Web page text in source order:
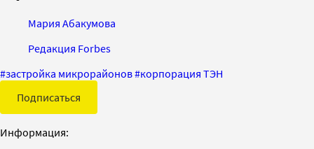
Мария Абакумова
Редакция Forbes
#застройка микрорайонов#корпорация ТЭН
Подписаться
Информация: